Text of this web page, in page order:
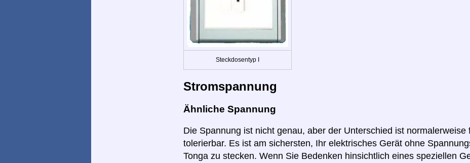
Steckdosentyp I
Stromspannung
Ähnliche Spannung
Die Spannung ist nicht genau, aber der Unterschied ist normalerweise
tolerierbar. Es ist am sichersten, Ihr elektrisches Gerät ohne
Tonga zu stecken. Wenn Sie Bedenken hinsichtlich eines speziellen